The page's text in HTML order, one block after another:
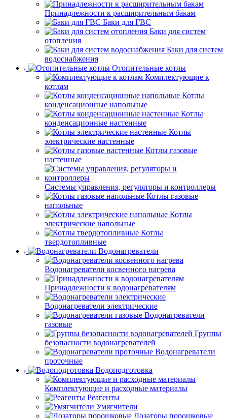
Принадлежности к расширительным бакам
Баки для ГВС
Баки для систем
отопления
Баки для систем
водоснабжения
Отопительные котлы
Комплектующие к
котлам
Котлы
конденсационные напольные
Котлы
конденсационные настенные
Котлы
электрические настенные
Котлы газовые
настенные
Системы управления, регуляторы и контроллеры
Котлы газовые
напольные
Котлы
электрические напольные
Котлы
твердотопливные
Водонагреватели
Водонагреватели косвенного нагрева
Принадлежности к водонагревателям
Водонагреватели электрические
Водонагреватели
газовые
Группы
безопасности водонагревателей
Водонагреватели
проточные
Водоподготовка
Комплектующие и расходные материалы
Реагенты
Умягчители
Дозаторы порошковые